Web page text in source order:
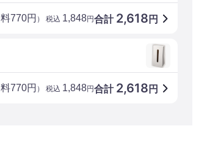
合計 2,618 円
770円 ） 税込 1,848円
合計 2,618 円
770円 ） 税込 1,848円